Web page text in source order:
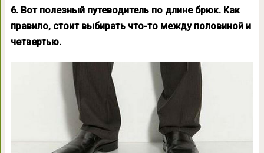
6. Вот полезный путеводитель по длине брюк. Как
правило, стоит выбирать что-то между половиной и
четвертью.